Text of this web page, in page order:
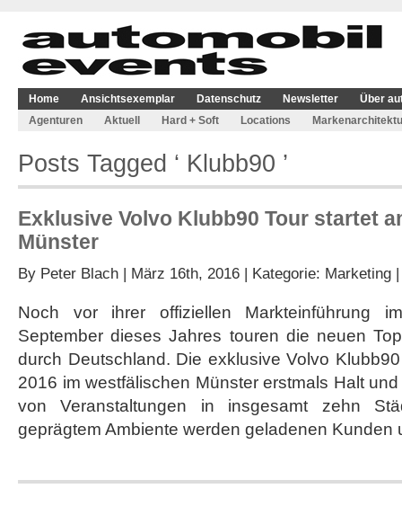
Home Ansichtsexemplar Datenschutz Newsletter
Über
Agenturen
Aktuell Hard + Soft Locations
Posts Tagged ‘ Klubb90 ’
Exklusive Volvo Klubb90 Tour startet
Münster
By Peter Blach | März 16th, 2016 | Kategorie: Marketing
Noch vor ihrer offiziellen Markteinführung
September dieses Jahres touren die neuen
durch Deutschland. Die exklusive Volvo
2016 im westfälischen Münster erstmals Halt
von Veranstaltungen in insgesamt zehn
geprägtem Ambiente werden geladenen